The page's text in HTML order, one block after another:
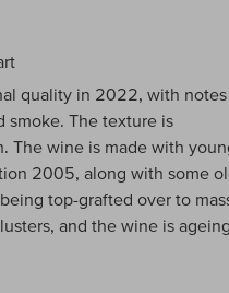
quality in 2022, with
smoke. The texture is
The wine is made with
2005, along with some
top-grafted over to
and the wine is